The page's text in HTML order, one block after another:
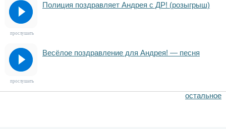
Полиция поздравляет Андрея с ДР! (розыгрыш)
прослушать
Весёлое поздравление для Андрея! — песня
прослушать
остальное